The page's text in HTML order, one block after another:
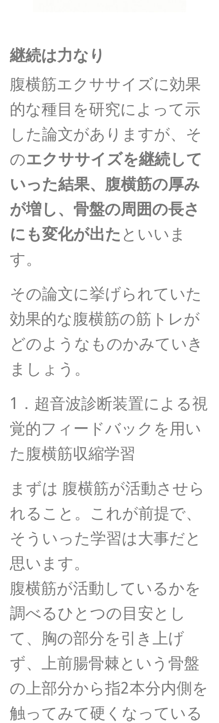
継続は力なり
腹横筋エクササイズに効果
的な種目を研究によって示
した論文があ りますが、そ
のエクササイズを継続して
いった結果、 腹横筋の厚み
が増し、 骨盤の周囲の長さ
にも変化が出た といいま
す。
その論文に挙げられていた
効果的な腹横筋の筋トレが
どのようなものかみていき
ましょう。
1． 超音波診断装置による視
覚的フィードバックを用い
た腹横筋収縮学習
まずは 腹横筋が活動させら
れること。これが前提で、
そういった学習は大事だと
思います。
腹横筋が活動しているかを
調べるひとつの目安とし
て、 胸の部分を引き上げ
ず、上前腸骨棘という骨盤
の上部分から指2本分内側を
触ってみて硬くなっている